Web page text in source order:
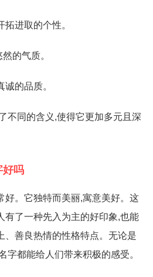
进取的个性。
的气质。
的品质。
不同的含义,使得它更加多元且深
好吗
好。它独特而美丽,寓意美好。这
有了一种先入为主的好印象,也能
、善良热情的性格特点。无论是
字都能给人们带来积极的感受。